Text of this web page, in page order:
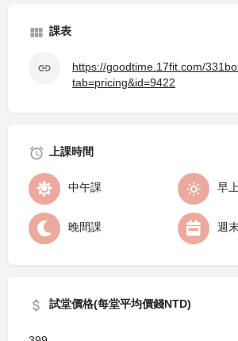
課表
https://goodtime.17fit.com/
tab=pricing&id=9422
上課時間
中午課 早
晚間課 週
試堂價格(每堂平均價錢NTD)